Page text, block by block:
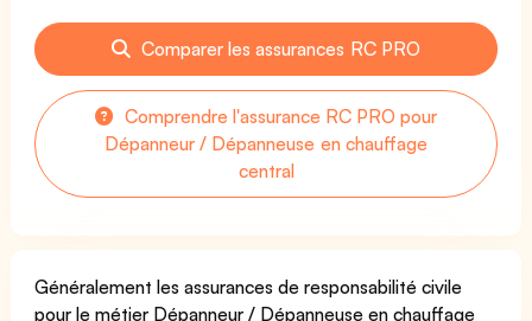
Comparer les assurances RC PRO
Comprendre l'assurance RC PRO pour
Dépanneur / Dépanneuse en chauffage
central
Généralement les assurances de responsabilité civile
pour le métier Dépanneur / Dépanneuse en chauffage